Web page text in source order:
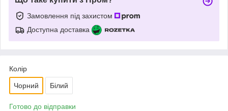
Замовлення під захистом
Доступна доставка
Колір
Чорний Білий
Готово до відправки